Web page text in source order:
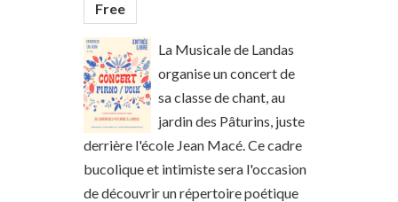
Free
La Musicale de Landas
organise un concert de
sa classe de chant, au
jardin des Pâturins, juste
derrière l'école Jean Macé. Ce cadre
bucolique et intimiste sera l'occasion
de découvrir un répertoire poétique